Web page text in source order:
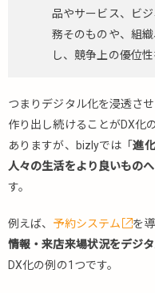
ス
に
お
け
用
例
2.1.
品やサービス、ビ
務そのものや、組
し、競争上の優位性
つまりデジタル化を浸透さ
作り出し続けることがDX化
ありますが、bizlyでは「進
人々の生活をより良いものへ
す。
例えば、 予約システム を
情報・来店来場状況をデジ
DX化の例の1つです。